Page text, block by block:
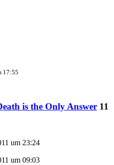
17:55
is the Only Answer 11
um 23:24
um 09:03